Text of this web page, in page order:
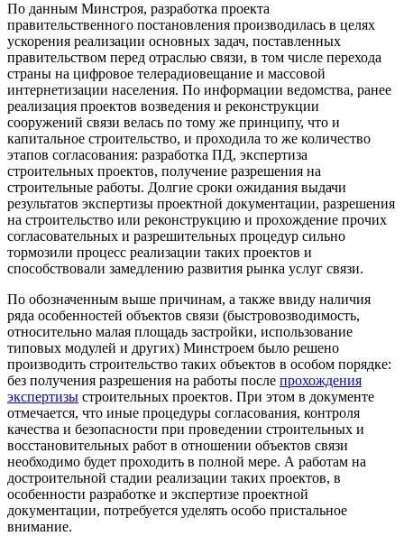
По данным Минстроя, разработка проекта
правительственного постановления производилась в целях
ускорения реализации основных задач, поставленных
правительством перед отраслью связи, в том числе перехода
страны на цифровое телерадиовещание и массовой
интернетизации населения. По информации ведомства, ранее
реализация проектов возведения и реконструкции
сооружений связи велась по тому же принципу, что и
капитальное строительство, и проходила то же количество
этапов согласования: разработка ПД, экспертиза
строительных проектов, получение разрешения на
строительные работы. Долгие сроки ожидания выдачи
результатов экспертизы проектной документации, разрешения
на строительство или реконструкцию и прохождение прочих
согласовательных и разрешительных процедур сильно
тормозили процесс реализации таких проектов и
способствовали замедлению развития рынка услуг связи.
По обозначенным выше причинам, а также ввиду наличия
ряда особенностей объектов связи (быстровозводимость,
относительно малая площадь застройки, использование
типовых модулей и других) Минстроем было решено
производить строительство таких объектов в особом порядке:
без получения разрешения на работы после прохождения
экспертизы строительных проектов. При этом в документе
отмечается, что иные процедуры согласования, контроля
качества и безопасности при проведении строительных и
восстановительных работ в отношении объектов связи
необходимо будет проходить в полной мере. А работам на
достроительной стадии реализации таких проектов, в
особенности разработке и экспертизе проектной
документации, потребуется уделять особо пристальное
внимание.